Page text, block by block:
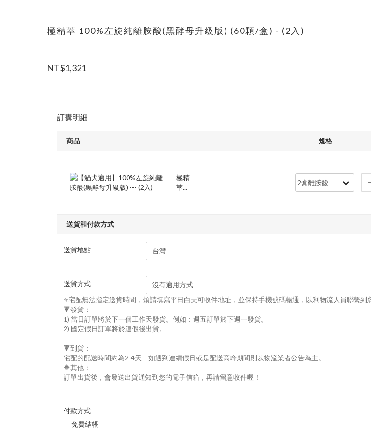
極精萃 100%左旋純離胺酸(黑酵母升級版) (60顆/盒) - (2入)
NT$1,321
訂購明細
商品 規格
極精
萃...
送貨和付款方式
送貨地點
送貨方式
⭐宅配無法指定送貨時間，煩請填寫平日白天可收件地址，並保持手機號碼暢通，以利物流人員聯繫到
🔻發貨：
1) 當日訂單將於下一個工作天發貨。例如：週五訂單於下週一發貨。
2) 國定假日訂單將於連假後出貨。
🔻到貨：
宅配的配送時間約為2-4天，如遇到連續假日或是配送高峰期間則以物流業者公告為主。
🔶其他：
訂單出貨後，會發送出貨通知到您的電子信箱，再請留意收件喔！
付款方式
免費結帳